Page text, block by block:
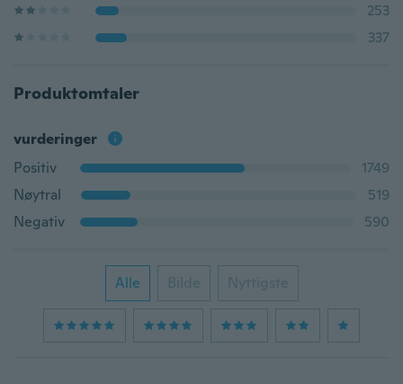
253
337
Produktomtaler
vurderinger
Positiv
1749
Nøytral
519
Negativ
590
Alle Bilde Nyttigste